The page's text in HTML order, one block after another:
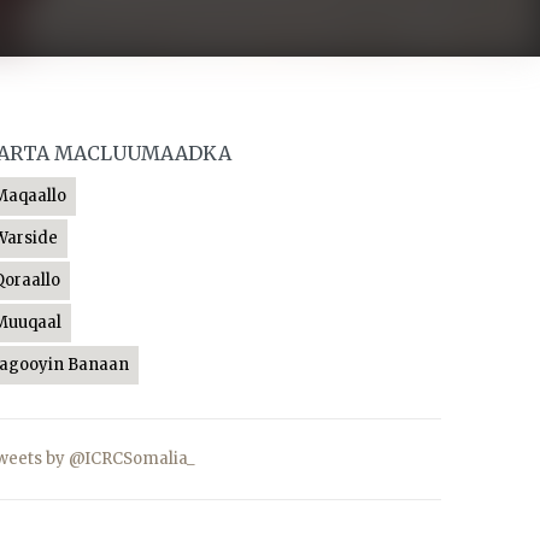
MACLUUMAADKA
Banaan
by @ICRCSomalia_